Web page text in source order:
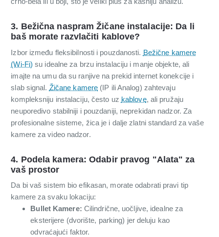
3. Bežična naspram Žičane instalacije: Da li
baš morate razvlačiti kablove?
Izbor između fleksibilnosti i pouzdanosti. Bežične kamere
(Wi-Fi) su idealne za brzu instalaciju i manje objekte, ali
imajte na umu da su ranjive na prekid internet konekcije i
slab signal. Žičane kamere (IP ili Analog) zahtevaju
kompleksniju instalaciju, često uz kablove, ali pružaju
neuporedivo stabilniji i pouzdaniji, neprekidan nadzor. Za
profesionalne sisteme, žica je i dalje zlatni standard za vaše
kamere za video nadzor.
4. Podela kamera: Odabir pravog "Alata" za
vaš prostor
Da bi vaš sistem bio efikasan, morate odabrati pravi tip
kamere za svaku lokaciju:
Bullet Kamere: Cilindrične, uočljive, idealne za
eksterijere (dvorište, parking) jer deluju kao
odvraćajući faktor.